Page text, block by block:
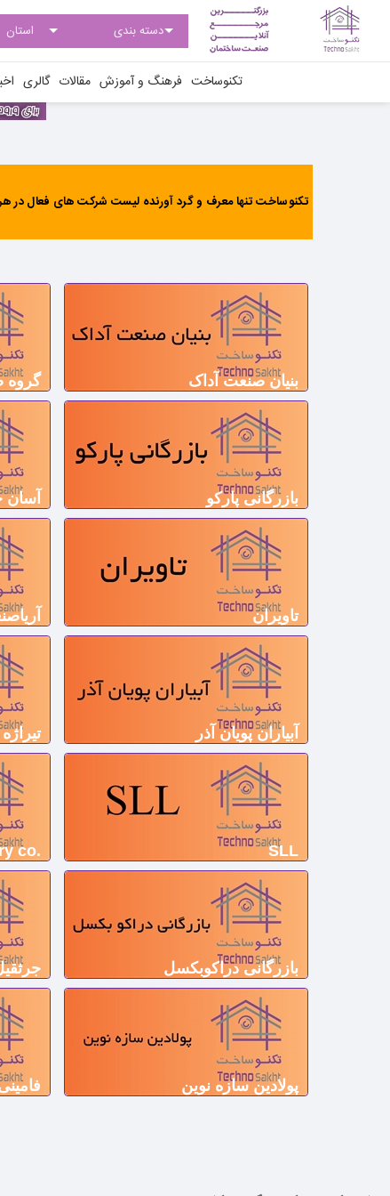
تکنوساخت فرهنگ و آموزش مقالات گالری
تکنوساخت تنها معرف و گرد آورنده لیست شرکت های فعال در
بنیان صنعت آداک گروه
بازرگانی پارکو آسان
تاویران
آبیاران پویان آذر
SLL
.LPORO Machinery co
بازرگانی دراکوبکسل
پولادین سازه نوین